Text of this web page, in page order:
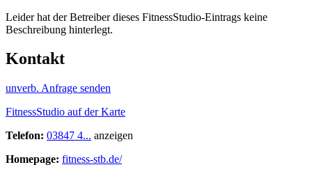
Leider hat der Betreiber dieses FitnessStudio-Eintrags keine
Beschreibung hinterlegt.
Kontakt
unverb. Anfrage senden
FitnessStudio auf der Karte
Telefon: 03847 4... anzeigen
Homepage: fitness-stb.de/